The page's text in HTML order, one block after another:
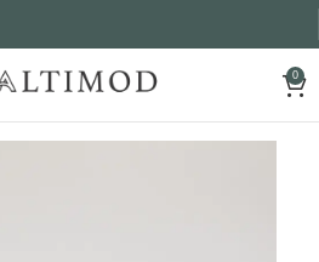
0